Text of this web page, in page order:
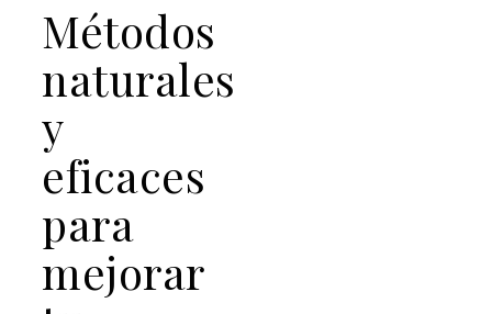
Métodos
naturales
y
eficaces
para
mejorar